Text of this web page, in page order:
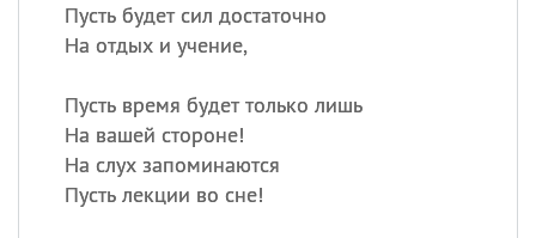
Пусть будет сил достаточно
На отдых и учение,
Пусть время будет только лишь
На вашей стороне!
На слух запоминаются
Пусть лекции во сне!